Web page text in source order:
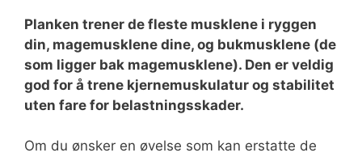
Planken trener de fleste musklene i ryggen
din, magemusklene dine, og bukmusklene (de
som ligger bak magemusklene). Den er veldig
god for å trene kjernemuskulatur og stabilitet
uten fare for belastningsskader.
Om du ønsker en øvelse som kan erstatte de